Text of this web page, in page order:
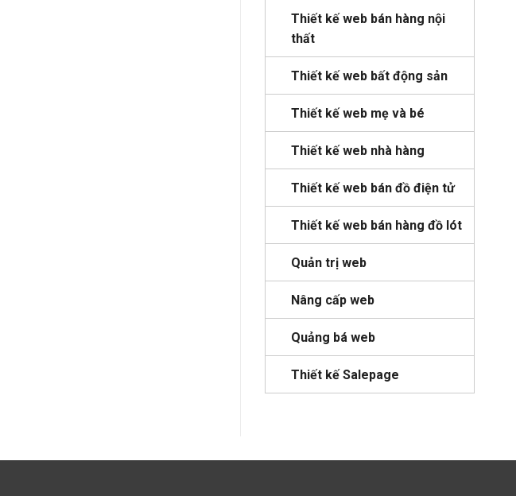
Thiết kế web bán hàng nội
thất
Thiết kế web bất động sản
Thiết kế web mẹ và bé
Thiết kế web nhà hàng
Thiết kế web bán đồ điện tử
Thiết kế web bán hàng đồ lót
Quản trị web
Nâng cấp web
Quảng bá web
Thiết kế Salepage